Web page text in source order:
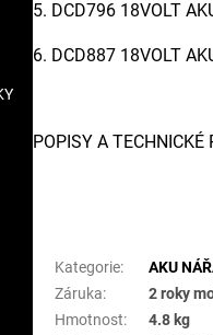
5. DCD796 18VOLT
6. DCD887 18VOLT
POPISY A
Kategorie:
AKU
Záruka:
2 roky
Hmotnost:
4.8 kg